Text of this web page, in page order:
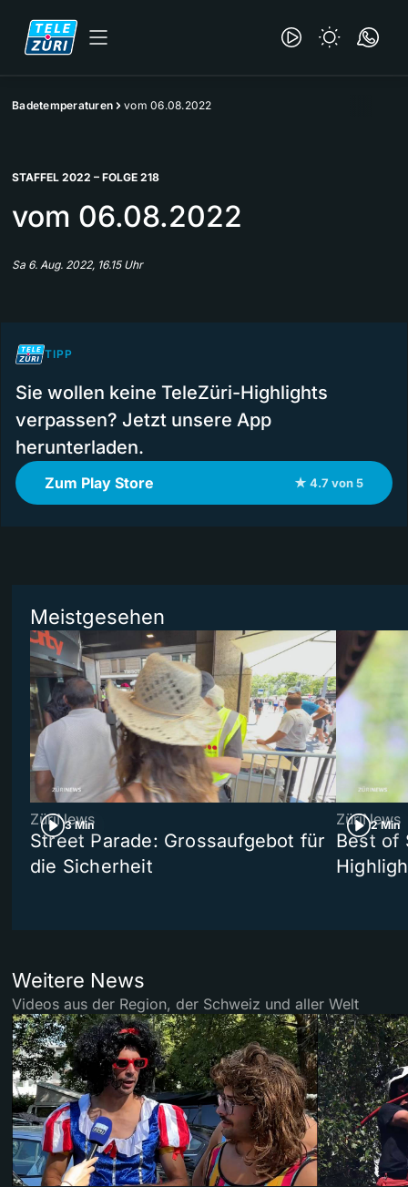
Badetemperaturen vom 06.08.2022
STAFFEL 2022 – FOLGE 218
vom 06.08.2022
Sa 6. Aug. 2022, 16.15 Uhr
TIPP
Sie wollen keine TeleZüri-Highlights
verpassen? Jetzt unsere App
herunterladen.
Zum Play Store ★ 4.7 von 5
Meistgesehen
3 Min
ZüriNews
Street Parade: Grossaufgebot für
die Sicherheit
2 Min
ZüriNews
Best of
Weitere News
Videos aus der Region, der Schweiz und aller Welt